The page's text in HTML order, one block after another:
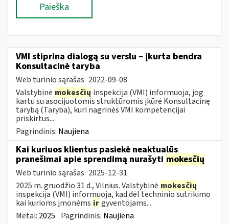
Paieška
VMI stiprina dialogą su verslu – įkurta bendra
Konsultacinė taryba
Web turinio sąrašas 2022-09-08
Valstybinė mokesčių inspekcija (VMI) informuoja, jog
kartu su asocijuotomis struktūromis įkūrė Konsultacinę
tarybą (Taryba), kuri nagrinės VMI kompetencijai
priskirtus...
Pagrindinis: Naujiena
Kai kuriuos klientus pasiekė neaktualūs
pranešimai apie sprendimą nurašyti mokesčių
Web turinio sąrašas 2025-12-31
2025 m. gruodžio 31 d., Vilnius. Valstybinė mokesčių
inspekcija (VMI) informuoja, kad dėl techninio sutrikimo
kai kurioms įmonėms irgyventojams...
Metai: 2025 Pagrindinis: Naujiena